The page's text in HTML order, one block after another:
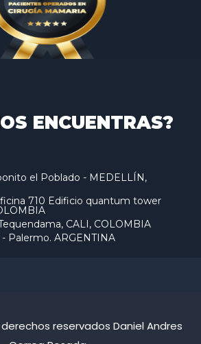
ENCUENTRAS?
el Poblado - MEDELLÍN,
710 Edificio quantum tower
CALI, COLOMBIA
Palermo. ARGENTINA
reservados Daniel Andres